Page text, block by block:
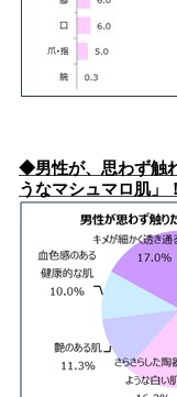
◆男性が、思わず触
うなマシュマロ肌」！